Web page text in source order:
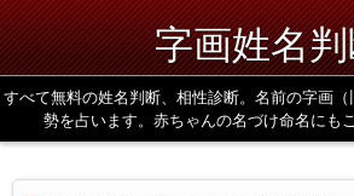
字画姓名
すべて無料の姓名判断、相性診断。名前の字画
勢を占います。赤ちゃんの名づけ命名にも